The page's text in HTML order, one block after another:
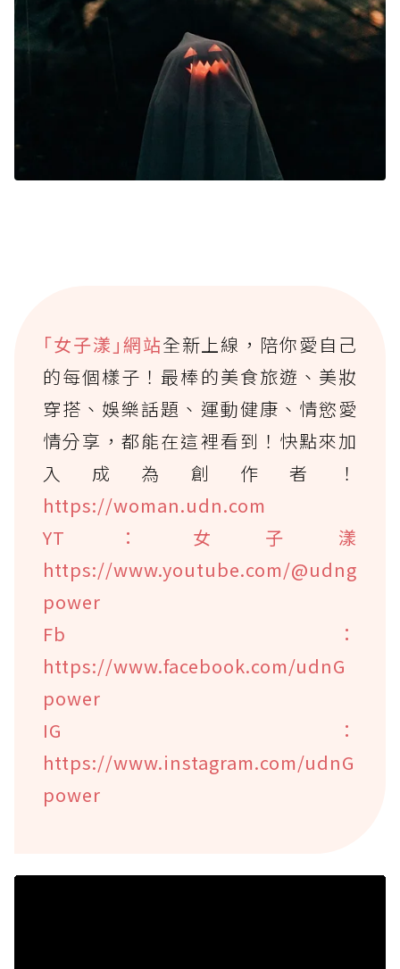
｢女子漾｣網站全新上線，陪你愛自己
的每個樣子！最棒的美食旅遊、美妝
穿搭、娛樂話題、運動健康、情慾愛
情分享，都能在這裡看到！快點來加
入成為創作者！
https://woman.udn.com
YT：女子漾
https://www.youtube.com/@udng
power
Fb：
https://www.facebook.com/udnG
power
IG：
https://www.instagram.com/udnG
power